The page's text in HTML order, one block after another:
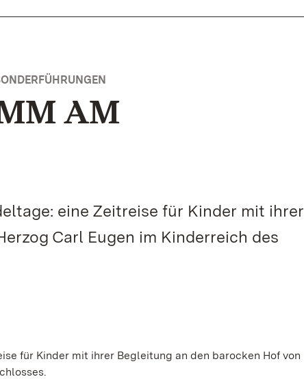
AM
eine Zeitreise für Kinder mit ihrer
Carl Eugen im Kinderreich des
für Kinder mit ihrer Begleitung an den barocken Hof von